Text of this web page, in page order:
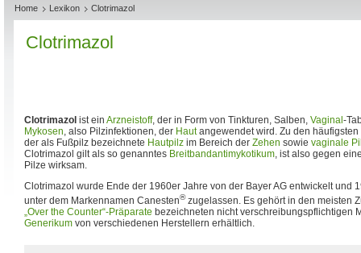
Home Lexikon Clotrimazol
Clotrimazol
Clotrimazol ist ein Arzneistoff, der in Form von Tinkturen, Salben, Vaginal -
Mykosen, also Pilzinfektionen, der Hautangewendet wird. Zu den
der als Fußpilz bezeichnete Hautpilz im Bereich der Zehen sowie vaginale
Clotrimazol gilt als so genanntes Breitbandantimykotikum, ist also gegen
Pilze wirksam.
Clotrimazol wurde Ende der 1960er Jahre von der Bayer AG entwickelt und
unter dem Markennamen Canesten®zugelassen. Es gehört in den meisten
„Over the Counter“-Präparate bezeichneten nicht verschreibungspflichtigen
Generikum von verschiedenen Herstellern erhältlich.